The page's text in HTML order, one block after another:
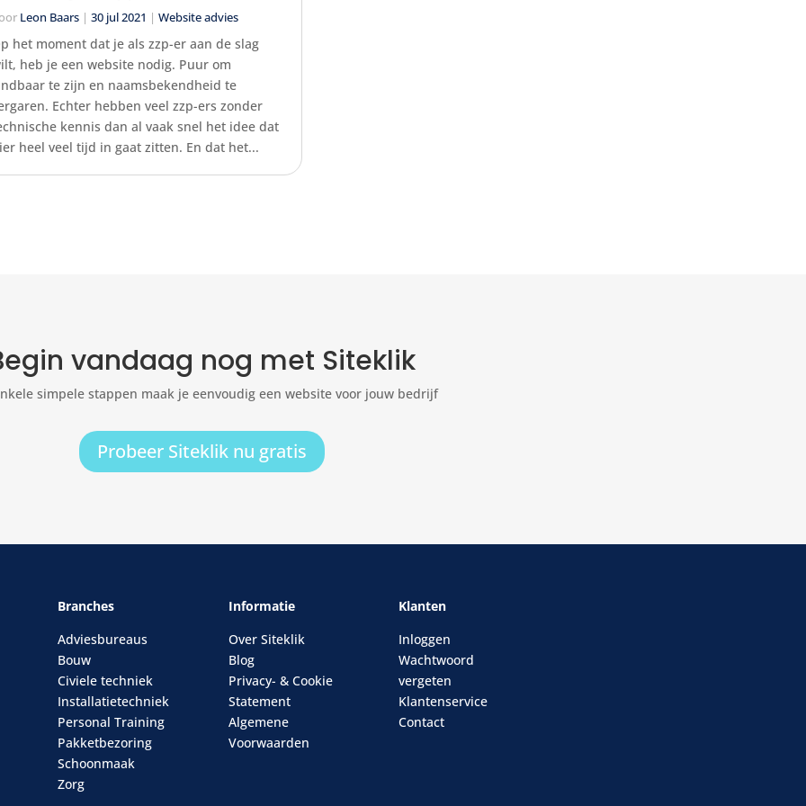
Leon Baars| 30 jul 2021 | Website advies
het moment dat je als zzp-er aan de slag
heb je een website nodig. Puur om
te zijn en naamsbekendheid te
Echter hebben veel zzp-ers zonder
kennis dan al vaak snel het idee dat
heel veel tijd in gaat zitten. En dat het...
vandaag nog met Siteklik
simpele stappen maak je eenvoudig een website voor jouw bedrijf
Probeer Siteklik nu gratis
Branches
Adviesbureaus
Bouw
Civiele techniek
Installatietechniek
Personal Training
Pakketbezoring
Schoonmaak
Zorg
Informatie
Over Siteklik
Blog
Privacy- & Cookie
Statement
Algemene
Voorwaarden
Klanten
Inloggen
Wachtwoord
vergeten
Klantenservice
Contact